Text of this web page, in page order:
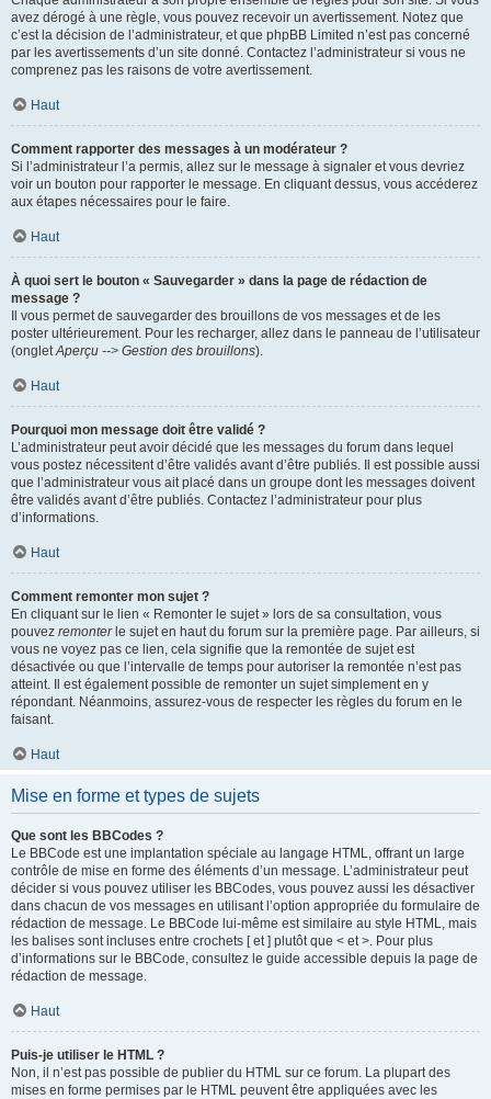
avez dérogé à une règle, vous pouvez recevoir un avertissement. Notez que
c’est la décision de l’administrateur, et que phpBB Limited n’est pas concerné
par les avertissements d’un site donné. Contactez l’administrateur si vous ne
comprenez pas les raisons de votre avertissement.
Haut
Comment rapporter des messages à un modérateur ?
Si l’administrateur l’a permis, allez sur le message à signaler et vous devriez
voir un bouton pour rapporter le message. En cliquant dessus, vous accéderez
aux étapes nécessaires pour le faire.
Haut
À quoi sert le bouton « Sauvegarder » dans la page de rédaction de
message ?
Il vous permet de sauvegarder des brouillons de vos messages et de les
poster ultérieurement. Pour les recharger, allez dans le panneau de l’utilisateur
(ongletAperçu --> Gestion des brouillons).
Haut
Pourquoi mon message doit être validé ?
L’administrateur peut avoir décidé que les messages du forum dans lequel
vous postez nécessitent d’être validés avant d’être publiés. Il est possible aussi
que l’administrateur vous ait placé dans un groupe dont les messages doivent
être validés avant d’être publiés. Contactez l’administrateur pour plus
d’informations.
Haut
Comment remonter mon sujet ?
En cliquant sur le lien « Remonter le sujet » lors de sa consultation, vous
pouvez remonterle sujet en haut du forum sur la première page. Par ailleurs, si
vous ne voyez pas ce lien, cela signifie que la remontée de sujet est
désactivée ou que l’intervalle de temps pour autoriser la remontée n’est pas
atteint. Il est également possible de remonter un sujet simplement en y
répondant. Néanmoins, assurez-vous de respecter les règles du forum en le
faisant.
Haut
Mise en forme et types de sujets
Que sont les BBCodes ?
Le BBCode est une implantation spéciale au langage HTML, offrant un large
contrôle de mise en forme des éléments d’un message. L’administrateur peut
décider si vous pouvez utiliser les BBCodes, vous pouvez aussi les désactiver
dans chacun de vos messages en utilisant l’option appropriée du formulaire de
rédaction de message. Le BBCode lui-même est similaire au style HTML, mais
les balises sont incluses entre crochets [ et ] plutôt que < et >. Pour plus
d’informations sur le BBCode, consultez le guide accessible depuis la page de
rédaction de message.
Haut
Puis-je utiliser le HTML ?
Non, il n’est pas possible de publier du HTML sur ce forum. La plupart des
mises en forme permises par le HTML peuvent être appliquées avec les